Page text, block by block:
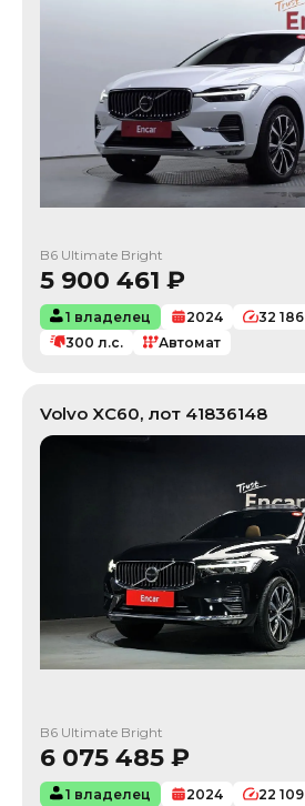
B6 Ultimate Bright
5 900 461 ₽
1 владелец 2024 32 186
300 л.с. Автомат
Volvo XC60, лот 41836148
B6 Ultimate Bright
6 075 485 ₽
1 владелец 2024 22 109